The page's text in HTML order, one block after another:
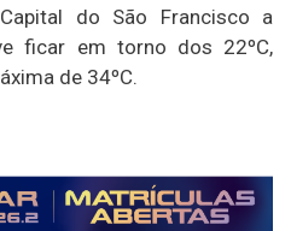
do São Francisco a
ficar em torno dos 22ºC,
de 34ºC.